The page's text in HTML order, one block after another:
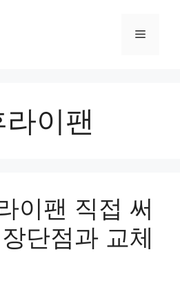
메
이팬
이팬 직접 써
단점과 교체